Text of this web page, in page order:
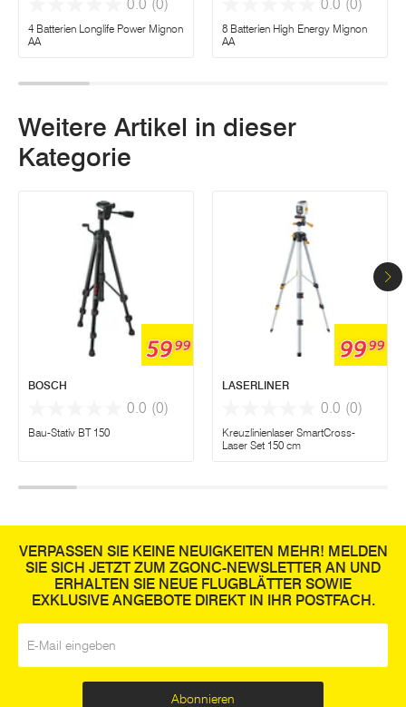
0.0 (0)
4 Batterien Longlife Power Mignon
AA
0.0 (0)
8 Batterien High Energy Mignon
AA
Weitere Artikel in dieser
Kategorie
5999
BOSCH
0.0 (0)
Bau-Stativ BT 150
9999
LASERLINER
0.0 (0)
Kreuzlinienlaser SmartCross-
Laser Set 150 cm
VERPASSEN SIE KEINE NEUIGKEITEN MEHR! MELDEN
SIE SICH JETZT ZUM ZGONC-NEWSLETTER AN UND
ERHALTEN SIE NEUE FLUGBLÄTTER SOWIE
EXKLUSIVE ANGEBOTE DIREKT IN IHR POSTFACH.
Abonnieren